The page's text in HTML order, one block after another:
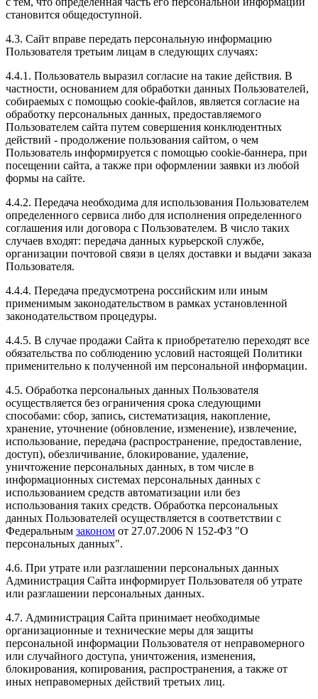
становится общедоступной.
4.3. Сайт вправе передать персональную информацию
Пользователя третьим лицам в следующих случаях:
4.4.1. Пользователь выразил согласие на такие действия. В
частности, основанием для обработки данных Пользователей,
собираемых с помощью cookie-файлов, является согласие на
обработку персональных данных, предоставляемого
Пользователем сайта путем совершения конклюдентных
действий - продолжение пользования сайтом, о чем
Пользователь информируется с помощью cookie-баннера, при
посещении сайта, а также при оформлении заявки из любой
формы на сайте.
4.4.2. Передача необходима для использования Пользователем
определенного сервиса либо для исполнения определенного
соглашения или договора с Пользователем. В число таких
случаев входят: передача данных курьерской службе,
организации почтовой связи в целях доставки и выдачи заказа
Пользователя.
4.4.4. Передача предусмотрена российским или иным
применимым законодательством в рамках установленной
законодательством процедуры.
4.4.5. В случае продажи Сайта к приобретателю переходят все
обязательства по соблюдению условий настоящей Политики
применительно к полученной им персональной информации.
4.5. Обработка персональных данных Пользователя
осуществляется без ограничения срока следующими
способами: сбор, запись, систематизация, накопление,
хранение, уточнение (обновление, изменение), извлечение,
использование, передача (распространение, предоставление,
доступ), обезличивание, блокирование, удаление,
уничтожение персональных данных, в том числе в
информационных системах персональных данных с
использованием средств автоматизации или без
использования таких средств. Обработка персональных
данных Пользователей осуществляется в соответствии с
Федеральным законом от 27.07.2006 N 152-ФЗ "О
персональных данных".
4.6. При утрате или разглашении персональных данных
Администрация Сайта информирует Пользователя об утрате
или разглашении персональных данных.
4.7. Администрация Сайта принимает необходимые
организационные и технические меры для защиты
персональной информации Пользователя от неправомерного
или случайного доступа, уничтожения, изменения,
блокирования, копирования, распространения, а также от
иных неправомерных действий третьих лиц.